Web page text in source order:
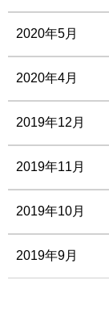
2020年5月
2020年4月
2019年12月
2019年11月
2019年10月
2019年9月